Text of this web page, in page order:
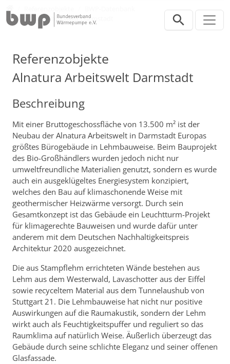
Alnatura Arbeitswelt Darmstadt
Referenzobjekte
Alnatura Arbeitswelt Darmstadt
Beschreibung
Mit einer Bruttogeschossfläche von 13.500 m² ist der
Neubau der Alnatura Arbeitswelt in Darmstadt Europas
größtes Bürogebäude in Lehmbauweise. Beim Bauprojekt
des Bio-Großhändlers wurden jedoch nicht nur
umweltfreundliche Materialien genutzt, sondern es wurde
auch ein ausgeklügeltes Energiesystem konzipiert,
welches den Bau auf klimaschonende Weise mit
geothermischer Heizwärme versorgt. Durch sein
Gesamtkonzept ist das Gebäude ein Leuchtturm-Projekt
für klimagerechte Bauweisen und wurde dafür unter
anderem mit dem Deutschen Nachhaltigkeitspreis
Architektur 2020 ausgezeichnet.
Die aus Stampflehm errichteten Wände bestehen aus
Lehm aus dem Westerwald, Lavaschotter aus der Eiffel
sowie recyceltem Material aus dem Tunnelaushub von
Stuttgart 21. Die Lehmbauweise hat nicht nur positive
Auswirkungen auf die Raumakustik, sondern der Lehm
wirkt auch als Feuchtigkeitspuffer und reguliert so das
Raumklima auf natürlich Weise. Äußerlich überzeugt das
Gebäude durch seine schlichte Eleganz und seiner offenen
Glasfassade.